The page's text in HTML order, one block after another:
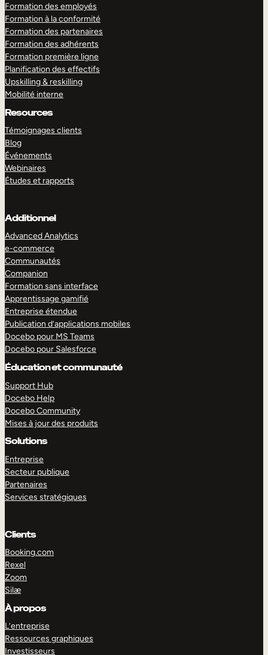
Formation des employés
Formation à la conformité
Formation des partenaires
Formation des adhérents
Formation première ligne
Planification des effectifs
Upskilling & reskilling
Mobilité interne
Resources
Témoignages clients
Blog
Événements
Webinaires
Études et rapports
Additionnel
Advanced Analytics
e-commerce
Communautés
Companion
Formation sans interface
Apprentissage gamifié
Entreprise étendue
Publication d’applications mobiles
Docebo pour MS Teams
Docebo pour Salesforce
Éducation et communauté
Support Hub
Docebo Help
Docebo Community
Mises à jour des produits
Solutions
Entreprise
Secteur publique
Partenaires
Services stratégiques
Clients
Booking.com
Rexel
Zoom
Silæ
À propos
L’entreprise
Ressources graphiques
Investisseurs